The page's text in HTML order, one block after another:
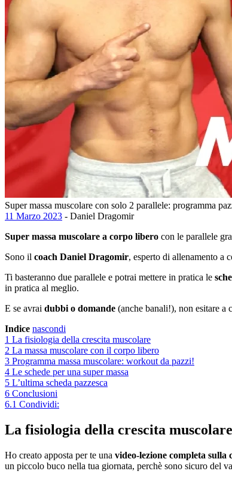
Super massa muscolare con solo 2 parallele: programma
11 Marzo 2023 - Daniel Dragomir
Super massa muscolare a corpo libero con le parallele
Sono il coach Daniel Dragomir, esperto di allenamento a
Ti basteranno due parallele e potrai mettere in pratica le
in pratica al meglio.
E se avrai dubbi o domande (anche banali!), non esitare a
Indice nascondi
1 La fisiologia della crescita muscolare
2 La massa muscolare con il corpo libero
3 Programma massa muscolare: workout da pazzi!
4 Le schede per una super massa
5 L’ultima scheda pazzesca
6 Conclusioni
6.1 Condividi:
La fisiologia della crescita muscolare
Ho creato apposta per te una video-lezione completa sulla
un piccolo buco nella tua giornata, perchè sono sicuro del